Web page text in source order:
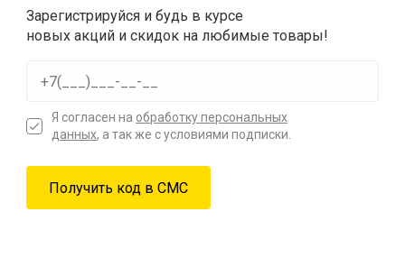
Зарегистрируйся и будь в курсе
новых акций и скидок на любимые товары!
Я согласен на обработку персональных
данных, а так же с условиями подписки.